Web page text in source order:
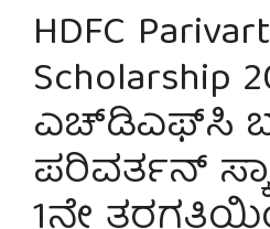
HDFC
Scholarship
ಎಚ್‌ಡಿಎಫ್‌ಸಿ
ಪರಿವರ್ತನ್